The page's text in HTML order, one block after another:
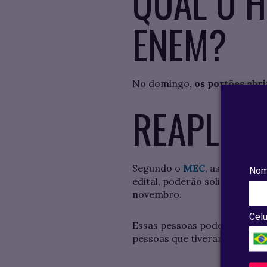
ENEM?
No domingo, os portões
Segundo o MEC, as pessoas
edital, poderão solicitar a
novembro.
Essas pessoas podem pedir
pessoas que tiveram seus